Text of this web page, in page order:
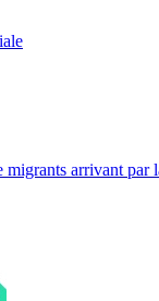
migrants arrivant par